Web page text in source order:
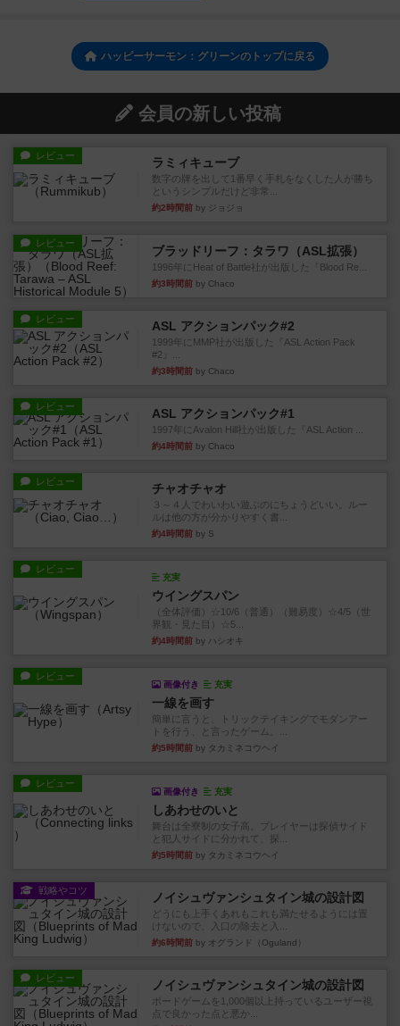
ハッピーサーモン：グリーンのトップに戻る
会員の新しい投稿
レビュー ラミィキューブ
数字の牌を出して1番早く手札をなくした人が勝ち
というシンプルだけど非常...
約2時間前 by ジョジョ
レビュー
ブラッドリーフ：タラワ（ASL拡張）
1996年にHeat of Battle社が出版した『Blood Re...
約3時間前 by Chaco
レビュー ASL アクションパック#2
1999年にMMP社が出版した『ASL Action Pack
#2』...
約3時間前 by Chaco
レビュー ASL アクションパック#1
1997年にAvalon Hill社が出版した『ASL Action ...
約4時間前 by Chaco
レビュー チャオチャオ
３～４人でわいわい遊ぶのにちょうどいい。ルー
ルは他の方が分かりやすく書...
約4時間前 by S
レビュー
充実
ウイングスパン
（全体評価）☆10/6（普通）（難易度）☆4/5（世
界観・見た目）☆5...
約4時間前 by ハシオキ
レビュー
画像付き 充実
一線を画す
簡単に言うと、トリックテイキングでモダンアー
トを行う、と言ったゲーム。...
約5時間前 by タカミネコウヘイ
レビュー
画像付き 充実
しあわせのいと
舞台は全寮制の女子高。プレイヤーは探偵サイド
と犯人サイドに分かれて、探...
約5時間前 by タカミネコウヘイ
戦略やコツ ノイシュヴァンシュタイン城の設計図
どうにも上手くあれもこれも満たせるようには置
けないので、入口の除去と入...
約6時間前 by オグランド（Oguland）
レビュー ノイシュヴァンシュタイン城の設計図
ボードゲームを1,000個以上持っているユーザー視
点で良かった点と悪か...